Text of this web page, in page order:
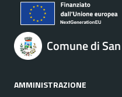
Comune di
AMMINISTRAZIONE